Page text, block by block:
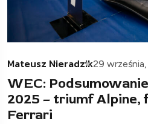
Mateusz Nieradzik29
WEC:
2025 – triumf Alpine,
Ferrari